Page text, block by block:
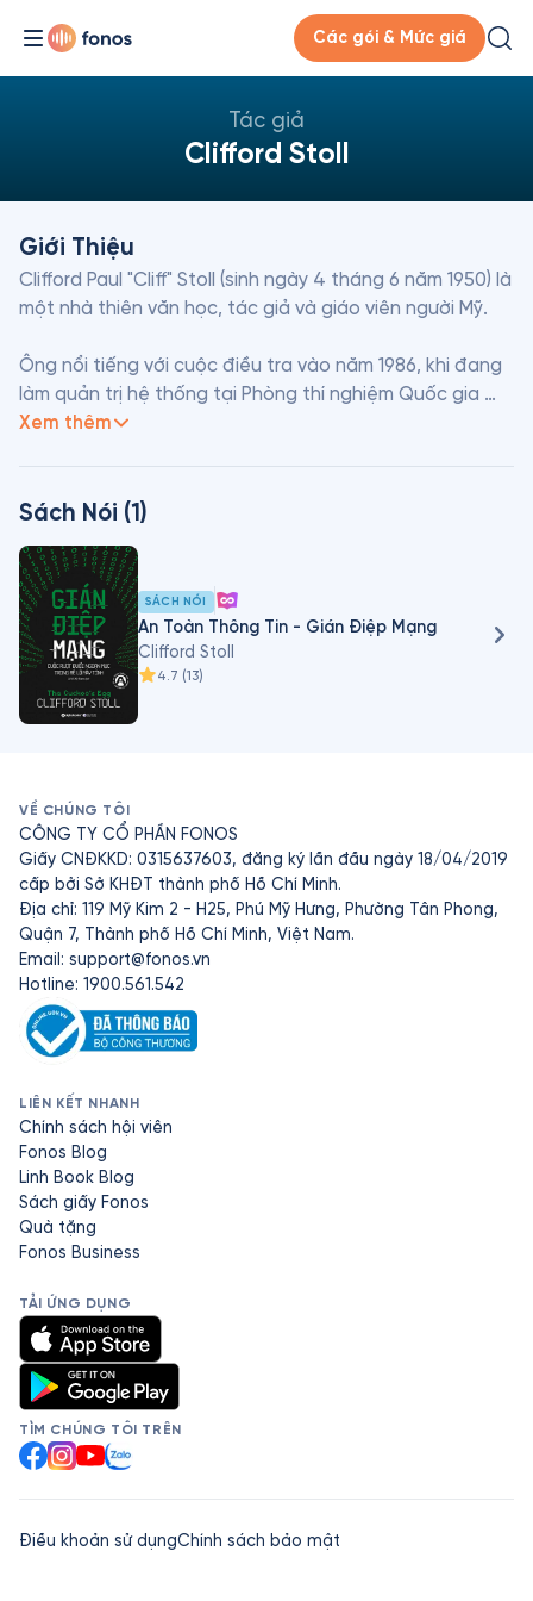
Các gói & Mức giá
Tác giả
Clifford Stoll
Giới Thiệu
Clifford Paul "Cliff" Stoll (sinh ngày 4 tháng 6 năm 1950) là
một nhà thiên văn học, tác giả và giáo viên người Mỹ.
Ông nổi tiếng với cuộc điều tra vào năm 1986, khi đang
làm quản trị hệ thống tại Phòng thí nghiệm Quốc gia
Lawrence Berkeley, dẫn đến việc bắt được tin tặc
điều tra.
Stoll đã viết ba cuốn sách, bài báo trên báo chí không
chuyên (ví dụ: tờ Scientific American) về máy tính cơ học
Curta và quy tắc trang trình bày, đồng thời là cộng tác
viên thường xuyên cho kênh YouTube Numberphile về
toán học.
Xem thêm
Sách Nói (1)
SÁCH NÓI
An Toàn Thông Tin - Gián Điệp Mạng
Clifford Stoll
4.7 (13)
VỀ CHÚNG TÔI
CÔNG TY CỔ PHẦN FONOS
Giấy CNĐKKD: 0315637603, đăng ký lần đầu ngày 18/04/2019
cấp bởi Sở KHĐT thành phố Hồ Chí Minh.
Địa chỉ: 119 Mỹ Kim 2 - H25, Phú Mỹ Hưng, Phường Tân Phong,
Quận 7, Thành phố Hồ Chí Minh, Việt Nam.
Email: support@fonos.vn
Hotline: 1900.561.542
LIÊN KẾT NHANH
Chính sách hội viên
Fonos Blog
Linh Book Blog
Sách giấy Fonos
Quà tặng
Fonos Business
TẢI ỨNG DỤNG
TÌM CHÚNG TÔI TRÊN
Facebook
Instagram
YouTube
Zalo
Điều khoản sử dụngChính sách bảo mật